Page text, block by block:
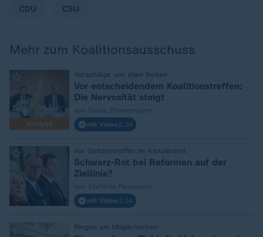
CDU CSU
Mehr zum Koalitionsausschuss
Analyse
Vorschläge von allen Seiten
Vor entscheidendem Koalitionstreffen:
Die Nervosität steigt
mit Video2:34
Vor Spitzentreffen im Kanzleramt
Schwarz-Rot bei Reformen auf der
Ziellinie?
mit Video2:34
Ringen um Möglichkeiten